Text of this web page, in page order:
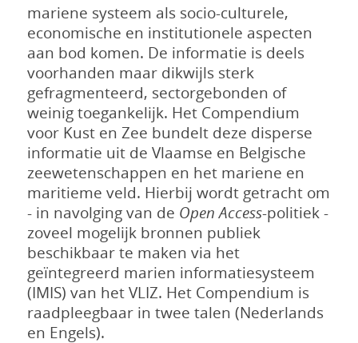
mariene systeem als socio-culturele,
economische en institutionele aspecten
aan bod komen. De informatie is deels
voorhanden maar dikwijls sterk
gefragmenteerd, sectorgebonden of
weinig toegankelijk. Het Compendium
voor Kust en Zee bundelt deze disperse
informatie uit de Vlaamse en Belgische
zeewetenschappen en het mariene en
maritieme veld. Hierbij wordt getracht om
- in navolging van de Open Access-politiek -
zoveel mogelijk bronnen publiek
beschikbaar te maken via het
geïntegreerd marien informatiesysteem
(IMIS) van het VLIZ. Het Compendium is
raadpleegbaar in twee talen (Nederlands
en Engels).